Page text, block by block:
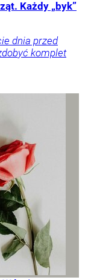
Każdy „byk”
dnia przed
komplet